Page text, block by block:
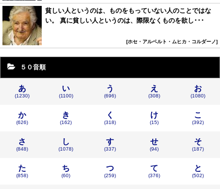
貧しい人というのは、ものをもっていない人のことではな
い。 真に貧しい人というのは、際限なくものを欲し･･･
ホセ・アルベルト・ムヒカ・コルダーノ
５０音順
あ
(1230)
い
(1100)
う
(696)
え
(308)
お
(1080)
か
(626)
き
(162)
く
(318)
け
(15)
こ
(392)
さ
(848)
し
(1078)
す
(337)
せ
(94)
そ
(187)
た
(858)
ち
(60)
つ
(259)
て
(376)
と
(502)